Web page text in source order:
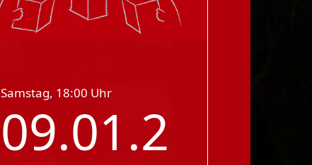
Samstag, 18:00 Uhr
09.01.2